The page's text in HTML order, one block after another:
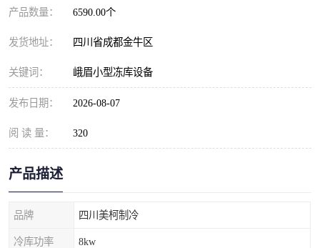
产品数量： 6590.00个
发货地址： 四川省成都金牛区
关键词： 峨眉小型冻库设备
发布日期： 2026-08-07
阅 读 量： 320
产品描述
品牌 四川美柯制冷
冷库功率 8kw